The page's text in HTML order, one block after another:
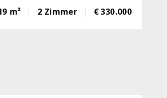
in einer modernen
der Loschmidtgasse 15–17. Die
m² 2 Zimmer € 330.000